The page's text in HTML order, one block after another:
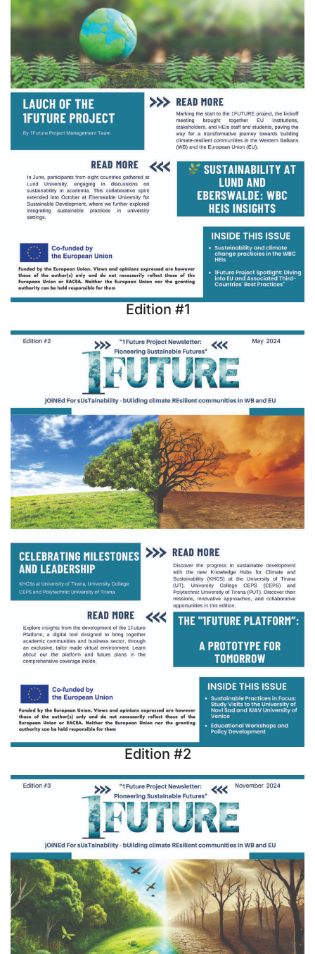
Edition #1
Edition #2